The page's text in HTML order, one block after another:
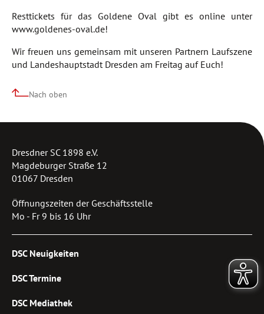
Resttickets für das Goldene Oval gibt es online unter
www.goldenes-oval.de!
Wir freuen uns gemeinsam mit unseren Partnern Laufszene
und Landeshauptstadt Dresden am Freitag auf Euch!
Nach oben
Dresdner SC 1898 e.V.
Magdeburger Straße 12
01067 Dresden
Öffnungszeiten der Geschäftsstelle
Mo - Fr 9 bis 16 Uhr
DSC Neuigkeiten
DSC Termine
DSC Mediathek